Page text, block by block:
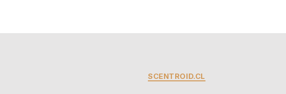
SCENTROID.CL